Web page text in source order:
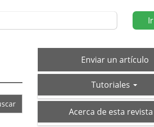
Ir
Enviar
un
Enviar un artículo
Tutoriales
acerca-Acerca de esta revista